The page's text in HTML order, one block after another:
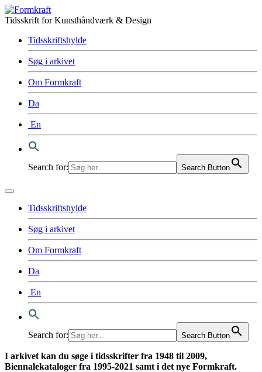
Tidsskrift for Kunsthåndværk & Design
Tidsskriftshylde
Søg i arkivet
Om Formkraft
Da
En
Search for: Search Button
Tidsskriftshylde
Søg i arkivet
Om Formkraft
Da
En
Search for: Search Button
I arkivet kan du søge i tidsskrifter fra 1948 til 2009,
Biennalekataloger fra 1995-2021 samt i det nye Formkraft.